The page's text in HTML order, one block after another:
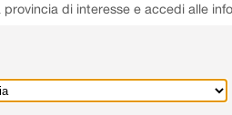
provincia di interesse e accedi alle